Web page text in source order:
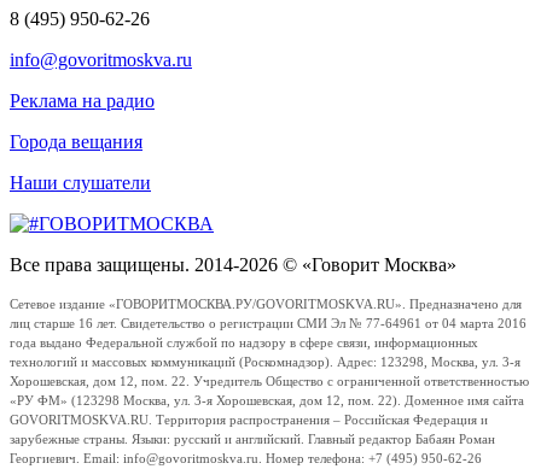
8 (495) 950-62-26
info@govoritmoskva.ru
Реклама на радио
Города вещания
Наши слушатели
Все права защищены. 2014-2026 © «Говорит Москва»
Сетевое издание «ГОВОРИТМОСКВА.РУ/GOVORITMOSKVA.RU». Предназначено для
лиц старше 16 лет. Свидетельство о регистрации СМИ Эл № 77-64961 от 04 марта 2016
года выдано Федеральной службой по надзору в сфере связи, информационных
технологий и массовых коммуникаций (Роскомнадзор). Адрес: 123298, Москва, ул. 3-я
Хорошевская, дом 12, пом. 22. Учредитель Общество с ограниченной ответственностью
«РУ ФМ» (123298 Москва, ул. 3-я Хорошевская, дом 12, пом. 22). Доменное имя сайта
GOVORITMOSKVA.RU. Территория распространения – Российская Федерация и
зарубежные страны. Языки: русский и английский. Главный редактор Бабаян Роман
Георгиевич. Email: info@govoritmoskva.ru. Номер телефона: +7 (495) 950-62-26